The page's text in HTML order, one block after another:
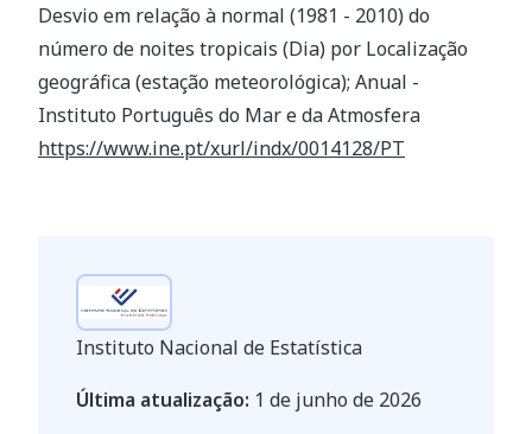
Desvio em relação à normal (1981 - 2010) do
número de noites tropicais (Dia) por Localização
geográfica (estação meteorológica); Anual -
Instituto Português do Mar e da Atmosfera
https://www.ine.pt/xurl/indx/0014128/PT
Instituto Nacional de Estatística
Última atualização: 1 de junho de 2026